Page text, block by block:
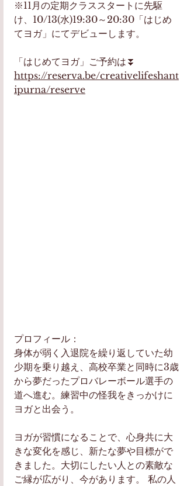
※11月の定期クラススタートに先駆
け、10/13(水)19:30～20:30「はじめ
てヨガ」にてデビューします。
「はじめてヨガ」ご予約は⏬
https://reserva.be/creativelifeshant
ipurna/reserve
プロフィール：
身体が弱く入退院を繰り返していた幼
少期を乗り越え、高校卒業と同時に3歳
から夢だったプロバレーボール選手の
道へ進む。練習中の怪我をきっかけに
ヨガと出会う。
ヨガが習慣になることで、心身共に大
きな変化を感じ、新たな夢や目標がで
きました。大切にしたい人との素敵な
ご縁が広がり、今があります。 私の人